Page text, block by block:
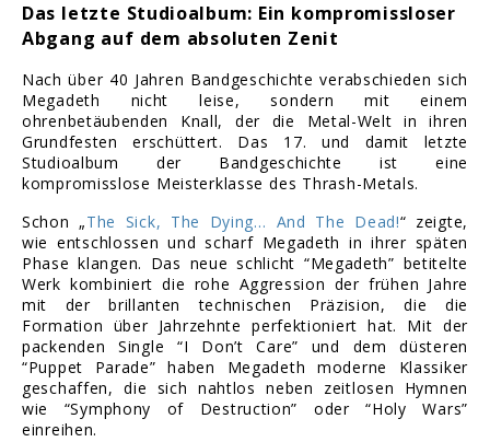
Das letzte Studioalbum: Ein kompromissloser
Abgang auf dem absoluten Zenit
Nach über 40 Jahren Bandgeschichte verabschieden sich
Megadeth nicht leise, sondern mit einem
ohrenbetäubenden Knall, der die Metal-Welt in ihren
Grundfesten erschüttert. Das 17. und damit letzte
Studioalbum der Bandgeschichte ist eine
kompromisslose Meisterklasse des Thrash-Metals.
Schon „The Sick, The Dying… And The Dead!“ zeigte,
wie entschlossen und scharf Megadeth in ihrer späten
Phase klangen. Das neue schlicht “Megadeth” betitelte
Werk kombiniert die rohe Aggression der frühen Jahre
mit der brillanten technischen Präzision, die die
Formation über Jahrzehnte perfektioniert hat. Mit der
packenden Single “I Don’t Care” und dem düsteren
“Puppet Parade” haben Megadeth moderne Klassiker
geschaffen, die sich nahtlos neben zeitlosen Hymnen
wie “Symphony of Destruction” oder “Holy Wars”
einreihen.